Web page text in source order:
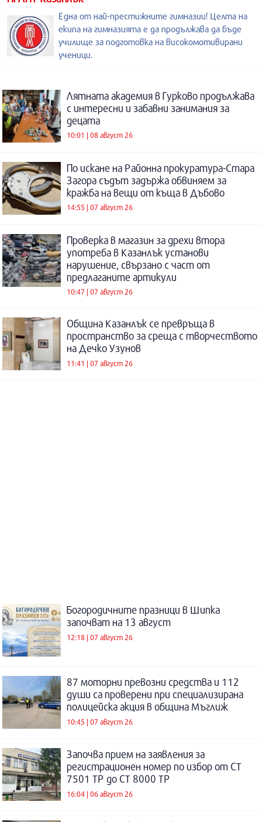
Една от най-престижните гимназии! Целта на
екипа на гимназията е да продължава да бъде
училище за подготовка на високомотивирани
ученици.
Лятната академия в Гурково продължава
с интересни и забавни занимания за
децата
10:01 | 08 август 26
По искане на Районна прокуратура-Стара
Загора съдът задържа обвиняем за
кражба на вещи от къща в Дъбово
14:55 | 07 август 26
Проверка в магазин за дрехи втора
употреба в Казанлък установи
нарушение, свързано с част от
предлаганите артикули
10:47 | 07 август 26
Община Казанлък се превръща в
пространство за среща с творчеството
на Дечко Узунов
11:41 | 07 август 26
Богородичните празници в Шипка
започват на 13 август
12:18 | 07 август 26
87 моторни превозни средства и 112
души са проверени при специализирана
полицейска акция в община Мъглиж
10:45 | 07 август 26
Започва прием на заявления за
регистрационен номер по избор от СТ
7501 ТР до СТ 8000 ТР
16:04 | 06 август 26